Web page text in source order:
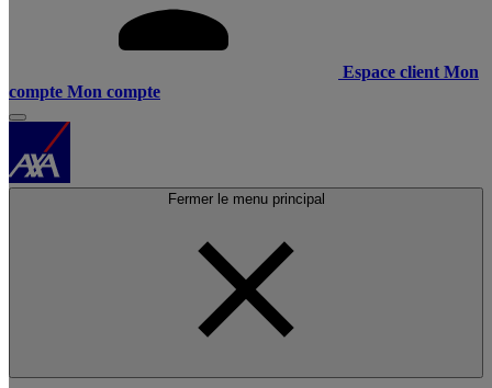
Espace client Mon
compte Mon compte
Fermer le menu principal